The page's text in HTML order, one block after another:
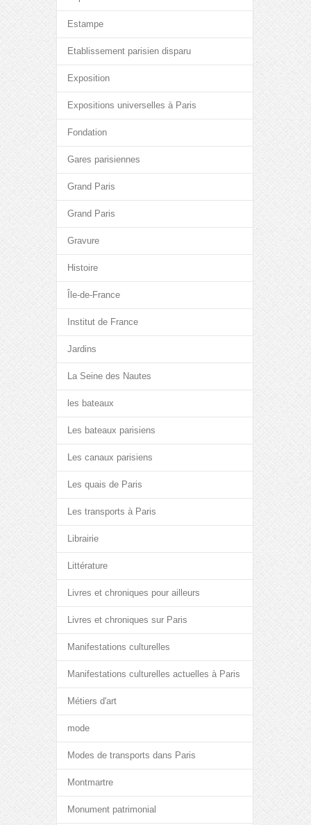
Estampe
Etablissement parisien disparu
Exposition
Expositions universelles à Paris
Fondation
Gares parisiennes
Grand Paris
Grand Paris
Gravure
Histoire
Île-de-France
Institut de France
Jardins
La Seine des Nautes
les bateaux
Les bateaux parisiens
Les canaux parisiens
Les quais de Paris
Les transports à Paris
Librairie
Littérature
Livres et chroniques pour ailleurs
Livres et chroniques sur Paris
Manifestations culturelles
Manifestations culturelles actuelles à Paris
Métiers d'art
mode
Modes de transports dans Paris
Montmartre
Monument patrimonial